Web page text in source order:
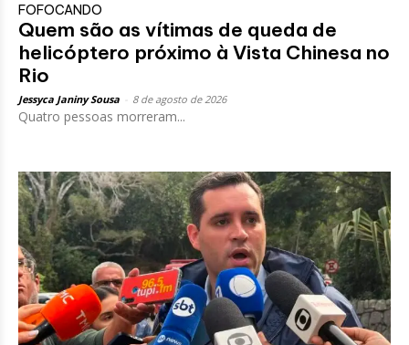
FOFOCANDO
Quem são as vítimas de queda de
helicóptero próximo à Vista Chinesa no
Rio
Jessyca Janiny Sousa 8 de agosto de 2026
Quatro pessoas morreram...